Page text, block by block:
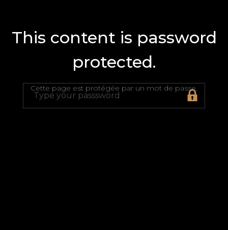
This content is password
protected.
Cette page est protégée par un mot de passe.